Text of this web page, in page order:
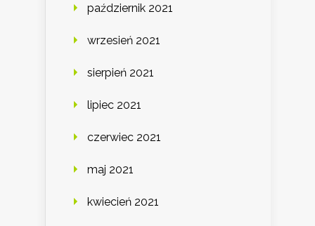
październik 2021
wrzesień 2021
sierpień 2021
lipiec 2021
czerwiec 2021
maj 2021
kwiecień 2021